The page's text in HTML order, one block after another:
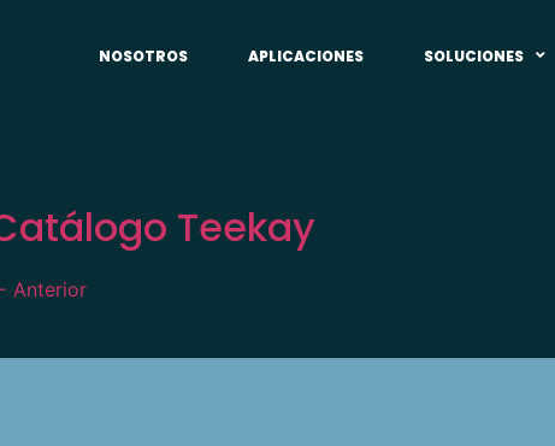
NOSOTROS APLICACIONES SOLUCIONES
Teekay
Anterior